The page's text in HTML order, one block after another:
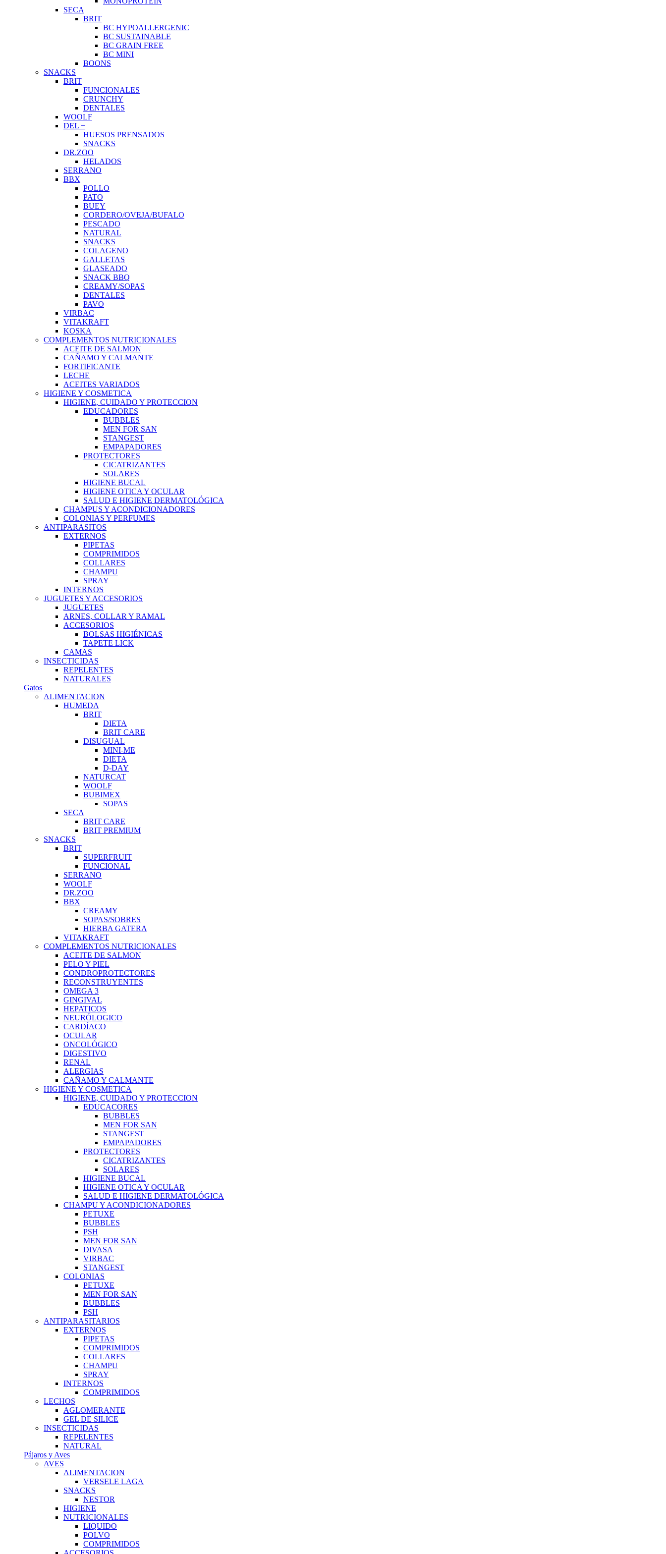
SECA
BRIT
BC HYPOALLERGENIC
BC SUSTAINABLE
BC GRAIN FREE
BC MINI
BOONS
SNACKS
BRIT
FUNCIONALES
CRUNCHY
DENTALES
WOOLF
DEL +
HUESOS PRENSADOS
SNACKS
DR.ZOO
HELADOS
SERRANO
BBX
POLLO
PATO
BUEY
CORDERO/OVEJA/BUFALO
PESCADO
NATURAL
SNACKS
COLAGENO
GALLETAS
GLASEADO
SNACK BBQ
CREAMY/SOPAS
DENTALES
PAVO
VIRBAC
VITAKRAFT
KOSKA
COMPLEMENTOS NUTRICIONALES
ACEITE DE SALMON
CAÑAMO Y CALMANTE
FORTIFICANTE
LECHE
ACEITES VARIADOS
HIGIENE Y COSMETICA
HIGIENE, CUIDADO Y PROTECCION
EDUCADORES
BUBBLES
MEN FOR SAN
STANGEST
EMPAPADORES
PROTECTORES
CICATRIZANTES
SOLARES
HIGIENE BUCAL
HIGIENE OTICA Y OCULAR
SALUD E HIGIENE DERMATOLÓGICA
CHAMPUS Y ACONDICIONADORES
COLONIAS Y PERFUMES
ANTIPARASITOS
EXTERNOS
PIPETAS
COMPRIMIDOS
COLLARES
CHAMPU
SPRAY
INTERNOS
JUGUETES Y ACCESORIOS
JUGUETES
ARNES, COLLAR Y RAMAL
ACCESORIOS
BOLSAS HIGIÉNICAS
TAPETE LICK
CAMAS
INSECTICIDAS
REPELENTES
NATURALES
Gatos
ALIMENTACION
HUMEDA
BRIT
DIETA
BRIT CARE
DISUGUAL
MINI-ME
DIETA
D-DAY
NATURCAT
WOOLF
BUBIMEX
SOPAS
SECA
BRIT CARE
BRIT PREMIUM
SNACKS
BRIT
SUPERFRUIT
FUNCIONAL
SERRANO
WOOLF
DR.ZOO
BBX
CREAMY
SOPAS/SOBRES
HIERBA GATERA
VITAKRAFT
COMPLEMENTOS NUTRICIONALES
ACEITE DE SALMON
PELO Y PIEL
CONDROPROTECTORES
RECONSTRUYENTES
OMEGA 3
GINGIVAL
HEPATICOS
NEURÓLOGICO
CARDÍACO
OCULAR
ONCOLÓGICO
DIGESTIVO
RENAL
ALERGIAS
CAÑAMO Y CALMANTE
HIGIENE Y COSMETICA
HIGIENE, CUIDADO Y PROTECCION
EDUCACORES
BUBBLES
MEN FOR SAN
STANGEST
EMPAPADORES
PROTECTORES
CICATRIZANTES
SOLARES
HIGIENE BUCAL
HIGIENE OTICA Y OCULAR
SALUD E HIGIENE DERMATOLÓGICA
CHAMPU Y ACONDICIONADORES
PETUXE
BUBBLES
PSH
MEN FOR SAN
DIVASA
VIRBAC
STANGEST
COLONIAS
PETUXE
MEN FOR SAN
BUBBLES
PSH
ANTIPARASITARIOS
EXTERNOS
PIPETAS
COMPRIMIDOS
COLLARES
CHAMPU
SPRAY
INTERNOS
COMPRIMIDOS
LECHOS
AGLOMERANTE
GEL DE SILICE
INSECTICIDAS
REPELENTES
NATURAL
Pájaros y Aves
AVES
ALIMENTACION
VERSELE LAGA
SNACKS
NESTOR
HIGIENE
NUTRICIONALES
LIQUIDO
POLVO
COMPRIMIDOS